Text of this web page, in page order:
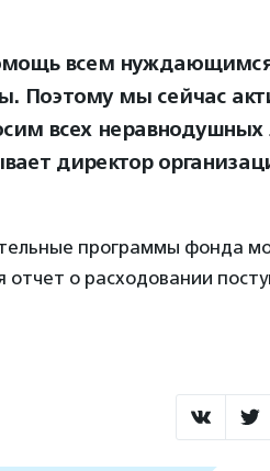
всем
Поэтому мы сейчас
всех
директор
программы фонда
отчет о расходовании